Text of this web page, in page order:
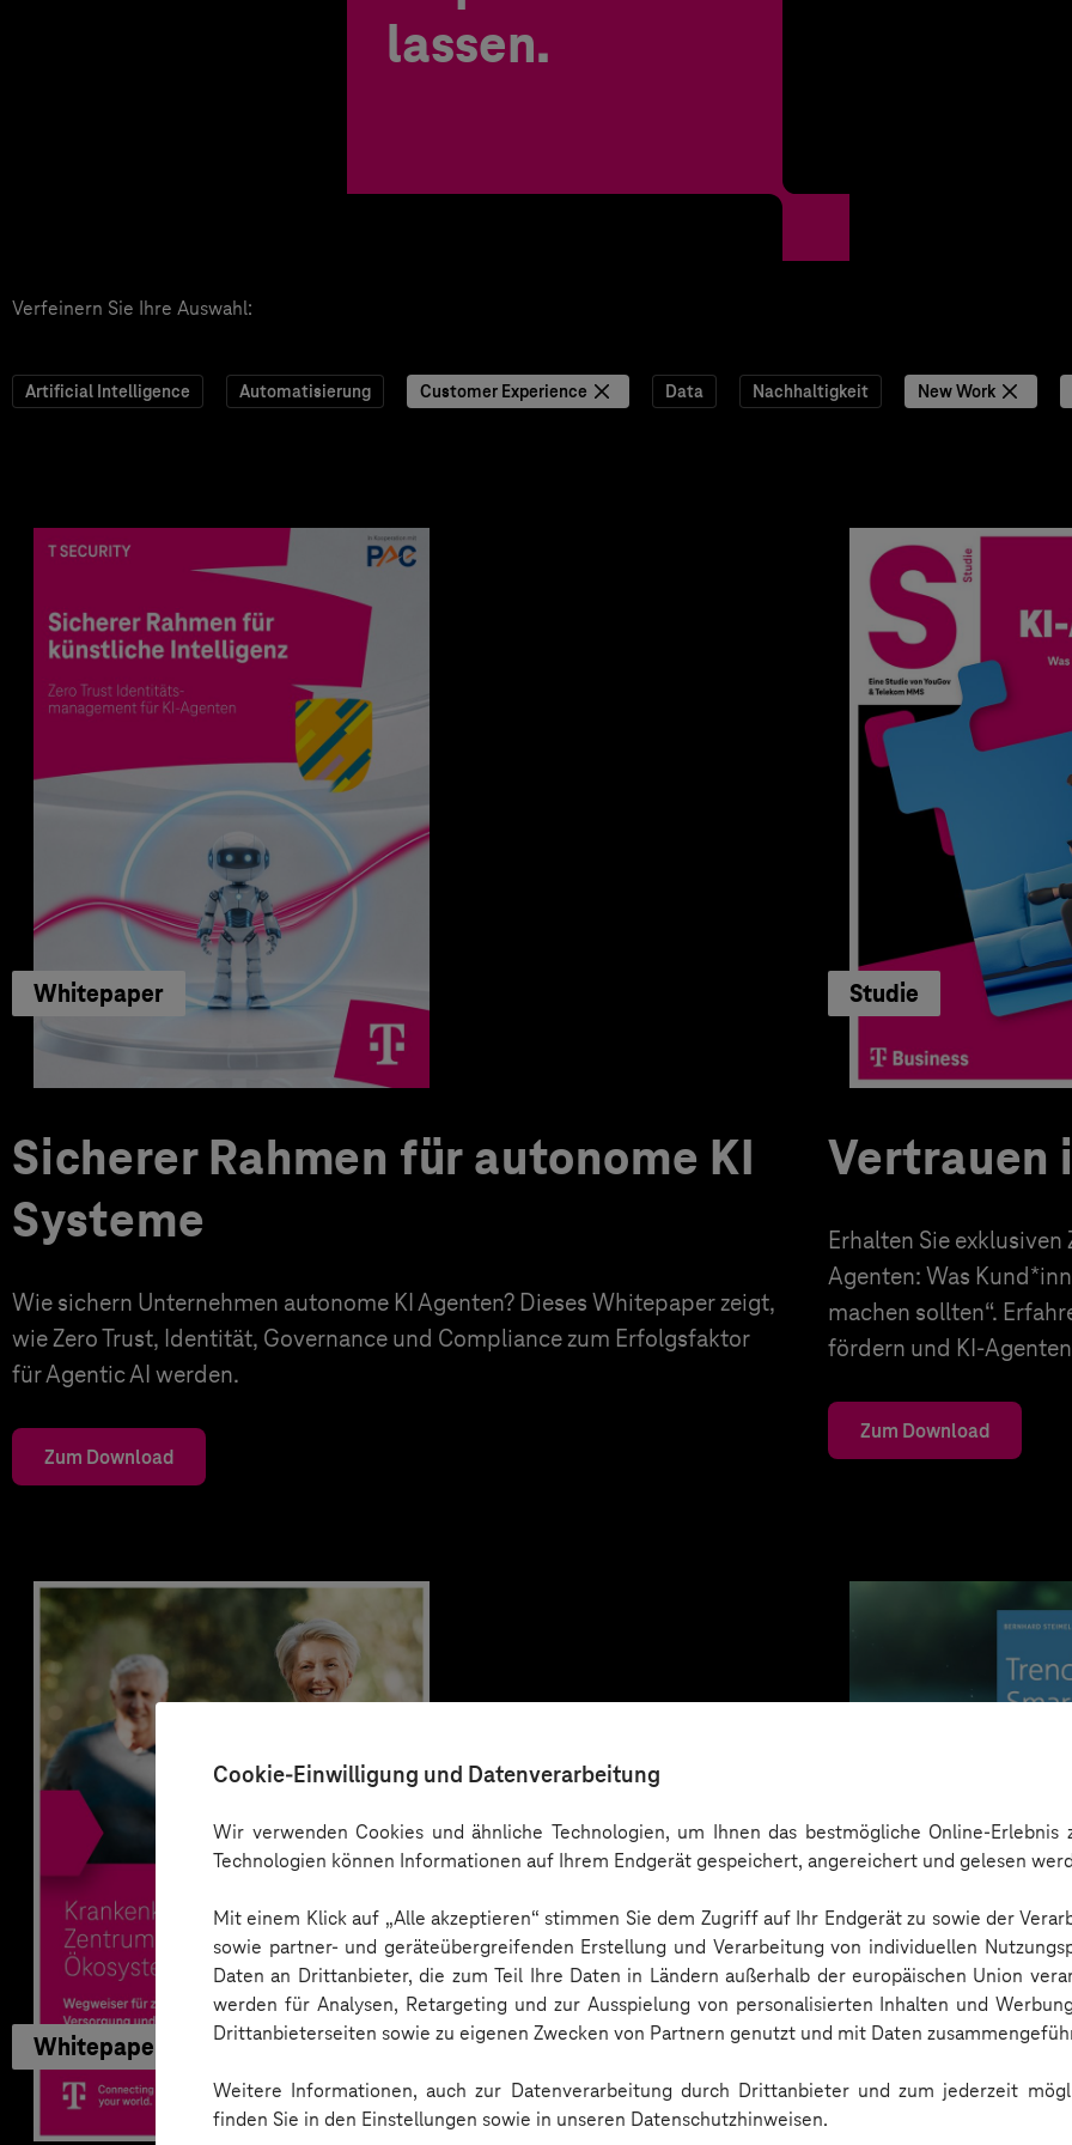
Cookie-Einwilligung und Datenverarbeitung
Wir verwenden Cookies und ähnliche Technologien, um Ihnen das bestmögliche Online-
Technologien können Informationen auf Ihrem Endgerät gespeichert, angereichert und gelesen
Mit einem Klick auf „Alle akzeptieren“ stimmen Sie dem Zugriff auf Ihr Endgerät zu sowie der
sowie partner- und geräteübergreifenden Erstellung und Verarbeitung von individuellen
Daten an Drittanbieter, die zum Teil Ihre Daten in Ländern außerhalb der europäischen Union
werden für Analysen, Retargeting und zur Ausspielung von personalisierten Inhalten und
Drittanbieterseiten sowie zu eigenen Zwecken von Partnern genutzt und mit Daten
Weitere Informationen, auch zur Datenverarbeitung durch Drittanbieter und zum jederzeit
finden Sie in den Einstellungen sowie in unseren Datenschutzhinweisen.
lassen.
Verfeinern Sie Ihre Auswahl:
Artificial Intelligence Automatisierung Customer Experience Data Nachhaltigkeit New Work
Whitepaper
Sicherer Rahmen für autonome KI
Systeme
Wie sichern Unternehmen autonome KI Agenten? Dieses Whitepaper zeigt,
wie Zero Trust, Identität, Governance und Compliance zum Erfolgsfaktor
für Agentic AI werden.
Zum Download
Studie
Vertrauen
Erhalten Sie exklusiven
Agenten: Was
machen sollten“.
fördern und KI-
Zum Download
Whitepaper Trendbook